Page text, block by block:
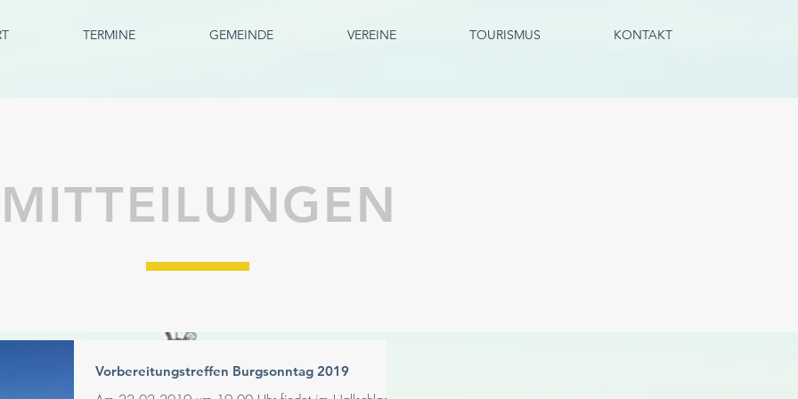
TERMINE GEMEINDE VEREINE TOURISMUS KONTAKT
MITTEILUNGEN
Vorbereitungstreffen Burgsonntag 2019